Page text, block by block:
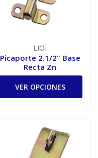
LIOI
Picaporte 2.1/2" Base
Recta Zn
VER OPCIONES